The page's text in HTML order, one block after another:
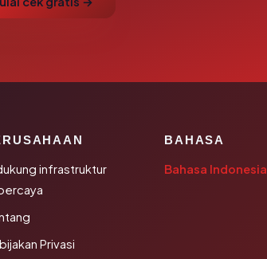
infrastruktur
Privasi
BAHASA
Bahasa Indonesia